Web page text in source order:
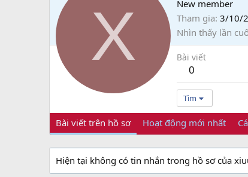
X
New member
Tham gia 3/10/
Nhìn thấy lần
Bài viết
0
Tìm
Bài viết trên hồ sơ Hoạt động mới nhất
Hiện tại không có tin nhắn trong hồ sơ của